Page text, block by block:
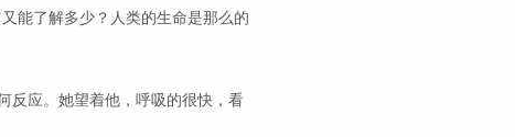
能了解多少？人类的生命是那么的
反应。她望着他，呼吸的很快，看